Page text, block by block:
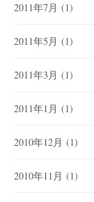
2011年7月 (1)
2011年5月 (1)
2011年3月 (1)
2011年1月 (1)
2010年12月 (1)
2010年11月 (1)